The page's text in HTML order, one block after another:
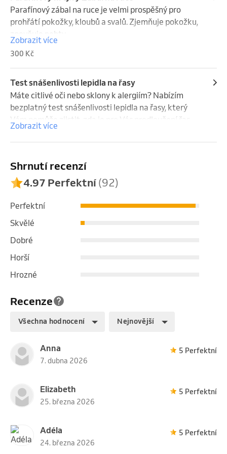
Parafínový zábal na ruce je velmi prospěšný pro
prohřátí pokožky, kloubů a svalů. Zjemňuje pokožku,
zpevňuje nehty.
Ruce ponoříme do parafínové lázně a zabalíme je do
speciálních rukavic.
Po 20 minutách rukavice sundáme a z rukou
sloupneme ztuhlý parafín.
Zobrazit více
300 Kč
Test snášenlivosti lepidla na řasy
Máte citlivé oči nebo sklony k alergiím? Nabízím
bezplatný test snášenlivosti lepidla na řasy, který
Vám pomůže zjistit, zda je pro Vás prodloužení řas
vhodné.
✅ Aplikujeme jednu umělou řasu na přírodní řasu
(nikoli na pokožku, aby test co nejvěrněji odpovídal
✅ Při citlivější pokožce mohu použít také ochranné
✅ Po 24–48 hodinách uvidíte, zda se neobjeví
alergická reakce.
v pořádku, ráda Vám následně prodloužím řasy dle
Zobrazit více
Recenze
Všechna hodnocení Nejnovější
Anna
7. dubna 2026
5 Perfektní
Elizabeth
25. března 2026
5 Perfektní
Adéla
24. března 2026
5 Perfektní
Shrnutí recenzí
4.97 Perfektní(92)
Perfektní
Skvělé
Dobré
Horší
Hrozné